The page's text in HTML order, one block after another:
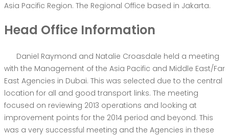
Asia Pacific Region. The Regional Office based in Jakarta.
Head Office Information
Daniel Raymond and Natalie Croasdale held a meeting
with the Management of the Asia Pacific and Middle East/Far
East Agencies in Dubai. This was selected due to the central
location for all and good transport links. The meeting
focused on reviewing 2013 operations and looking at
improvement points for the 2014 period and beyond. This
was a very successful meeting and the Agencies in these